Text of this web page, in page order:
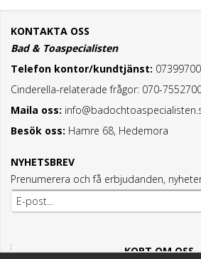
KONTAKTA OSS
Bad & Toaspecialisten
Telefon kontor/kundtjänst:
Cinderella-relaterade frågor: 070-
Maila oss:
Besök oss: Hamre 68, Hedemora
NYHETSBREV
Prenumerera och få erbjudanden,
KORT OM OSS